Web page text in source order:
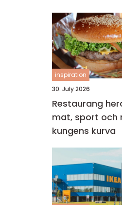
inspiration
30. July 2026
Restaurang
mat, sport och
kungens kurva